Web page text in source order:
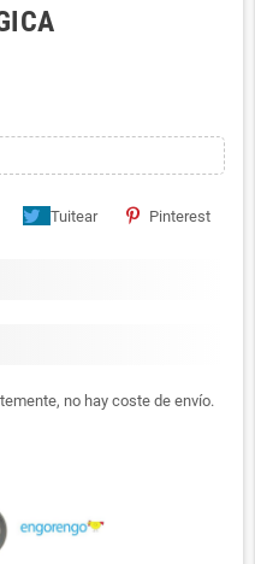
Tuitear Pinterest
no hay coste de envío.